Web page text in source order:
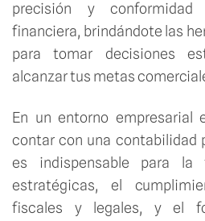
precisión y
financiera, brindándote las
para tomar decisiones
alcanzar tus metas
En un entorno empresarial
contar con una contabilidad
es indispensable para la
estratégicas, el
fiscales y legales, y el